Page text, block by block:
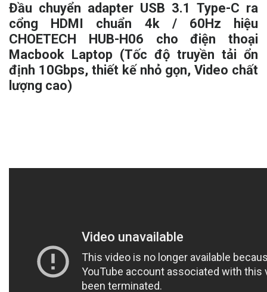
Đầu chuyển adapter USB 3.1 Type-C ra
cổng HDMI chuẩn 4k / 60Hz hiệu
CHOETECH HUB-H06 cho điện thoại
Macbook Laptop (Tốc độ truyền tải ổn
định 10Gbps, thiết kế nhỏ gọn, Video chất
lượng cao)